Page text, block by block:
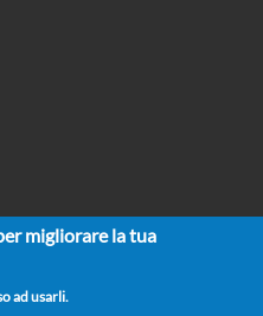
migliorare la tua
ad usarli.